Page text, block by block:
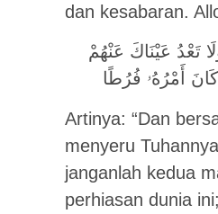
dan kesabaran.
تَعْدُ عَيْنَاكَ عَنْهُمْ
أَمْرُهُۥ فُرُطًا
Artinya: “Dan
menyeru
janganlah kedua
perhiasan dunia